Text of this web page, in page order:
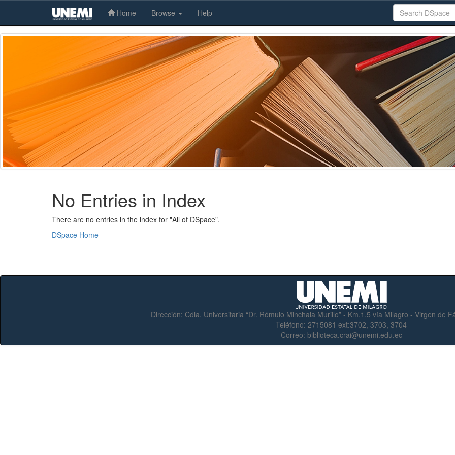
Skip
Home Browse Help
No Entries in Index
There are no entries in the index for "All of DSpace".
DSpace Home
Dirección: Cdla. Universitaria “Dr. Rómulo Minchala Murillo” - Km.1.5 vía Milagro - Virgen de
Teléfono: 2715081 ext:3702, 3703, 3704
Correo: biblioteca.crai@unemi.edu.ec